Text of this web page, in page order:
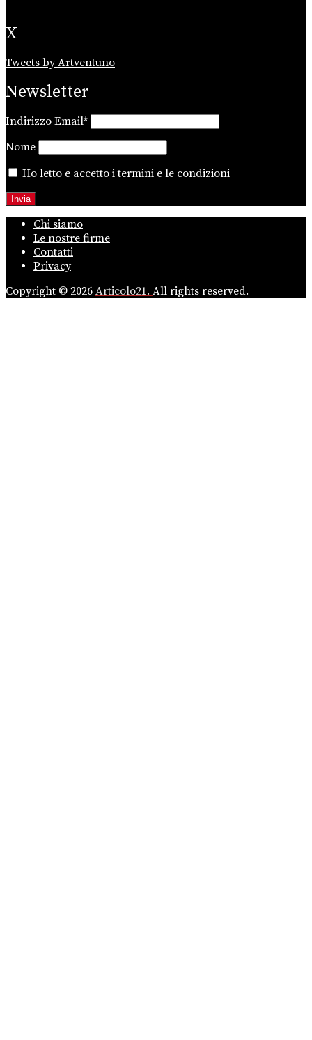
X
Tweets by Artventuno
Newsletter
Indirizzo Email*
Nome
Ho letto e accetto itermini e le condizioni
Chi siamo
Le nostre firme
Contatti
Privacy
Copyright © 2026 Articolo21. All rights reserved.